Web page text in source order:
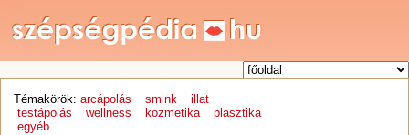
Témakörök: arcápolás smink
illat
testápolás
wellness kozmetika
plasztika
egyéb